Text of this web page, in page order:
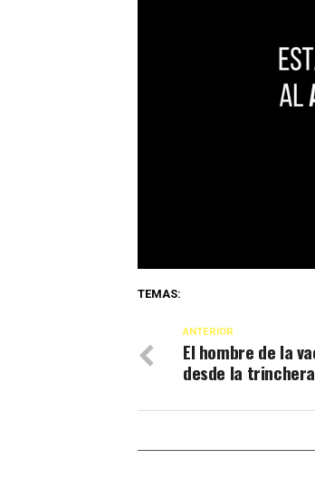
TEMAS:
ANTERIOR
El hombre de la
desde la trinchera